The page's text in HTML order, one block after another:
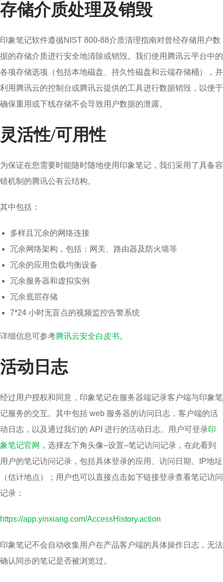
存储介质处理及销毁
印象笔记软件遵循NIST 800-88介质清理指南对曾经存储用户数
据的存储介质进行安全地清除或销毁。我们使用腾讯云平台中的
各项存储选项（包括本地磁盘、持久性磁盘和云端存储桶），并
利用腾讯云的控制台或腾讯云提供的工具进行数据销毁，以便于
确保重用或下线存储不会导致用户数据的泄露。
灵活性/可用性
为保证在您需要时能随时随地使用印象笔记，我们采用了具备容
错机制的腾讯公有云结构。
其中包括：
多样且冗余的网络连接
冗余网络架构，包括：网关、路由器及防火墙等
冗余的应用负载均衡设备
冗余服务器和虚拟实例
冗余底层存储
7*24 小时无盲点的视频监控告警系统
详细信息可参考腾讯云安全白皮书。
活动日志
经过用户授权和同意，印象笔记在服务器端记录客户端与印象笔
记服务的交互。其中包括 web 服务器的访问日志，客户端的活
动日志，以及通过我们的 API 进行的活动日志。用户可登录印
象笔记官网 ，选择左下角头像–设置–笔记访问记录，在此看到
用户的笔记访问记录，包括具体登录的应用、访问日期、IP地址
（估计地点）；用户也可以直接点击如下链接登录查看笔记访问
记录：
https://app.yinxiang.com/AccessHistory.action
印象笔记不会自动收集用户在产品客户端的具体操作日志，无法
确认同步的笔记是否被浏览过。